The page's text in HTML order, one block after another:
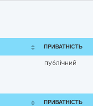
ПРИВАТНІСТЬ
публічний
ПРИВАТНІСТЬ